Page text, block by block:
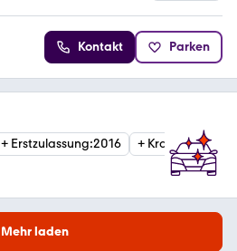
Kontakt Parken
+ Erstzulassung:2016 + Kraftstoffart
Mehr laden